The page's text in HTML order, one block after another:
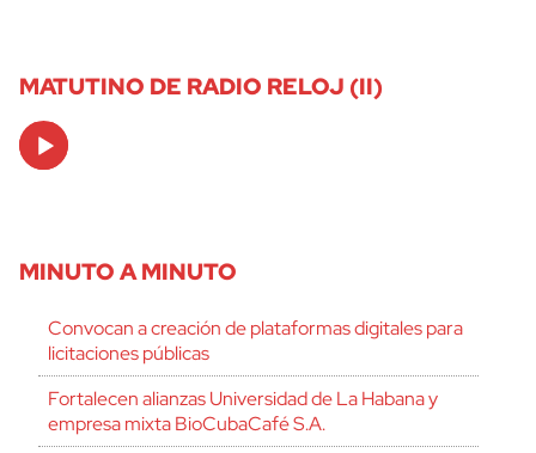
MATUTINO DE RADIO RELOJ (II)
Audio
Player
MINUTO A MINUTO
Convocan a creación de plataformas digitales para
licitaciones públicas
Fortalecen alianzas Universidad de La Habana y
empresa mixta BioCubaCafé S.A.